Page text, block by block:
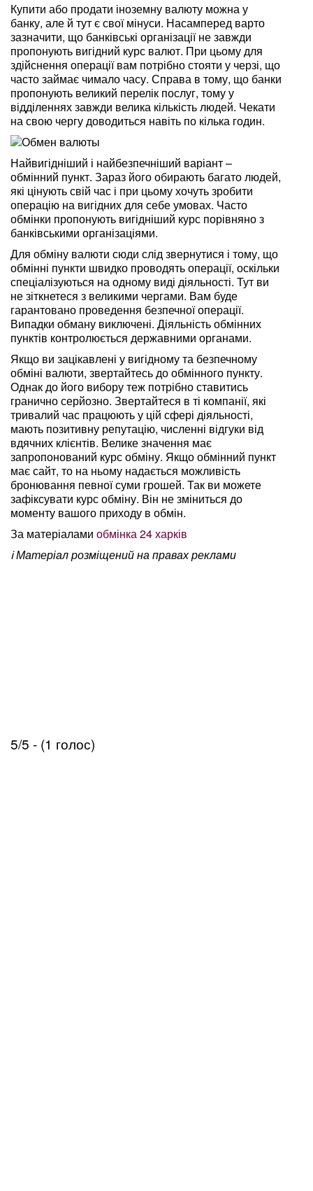
Купити або продати іноземну валюту можна у
банку, але й тут є свої мінуси. Насамперед варто
зазначити, що банківські організації не завжди
пропонують вигідний курс валют. При цьому для
здійснення операції вам потрібно стояти у черзі, що
часто займає чимало часу. Справа в тому, що банки
пропонують великий перелік послуг, тому у
відділеннях завжди велика кількість людей. Чекати
на свою чергу доводиться навіть по кілька годин.
Найвигідніший і найбезпечніший варіант –
обмінний пункт. Зараз його обирають багато людей,
які цінують свій час і при цьому хочуть зробити
операцію на вигідних для себе умовах. Часто
обмінки пропонують вигідніший курс порівняно з
банківськими організаціями.
Для обміну валюти сюди слід звернутися і тому, що
обмінні пункти швидко проводять операції, оскільки
спеціалізуються на одному виді діяльності. Тут ви
не зіткнетеся з великими чергами. Вам буде
гарантовано проведення безпечної операції.
Випадки обману виключені. Діяльність обмінних
пунктів контролюється державними органами.
Якщо ви зацікавлені у вигідному та безпечному
обміні валюти, звертайтесь до обмінного пункту.
Однак до його вибору теж потрібно ставитись
гранично серйозно. Звертайтеся в ті компанії, які
тривалий час працюють у цій сфері діяльності,
мають позитивну репутацію, численні відгуки від
вдячних клієнтів. Велике значення має
запропонований курс обміну. Якщо обмінний пункт
має сайт, то на ньому надається можливість
бронювання певної суми грошей. Так ви можете
зафіксувати курс обміну. Він не зміниться до
моменту вашого приходу в обмін.
За матеріалами обмінка 24 харків
ℹ️ Матеріал розміщений на правах реклами
5/5 - (1 голос)